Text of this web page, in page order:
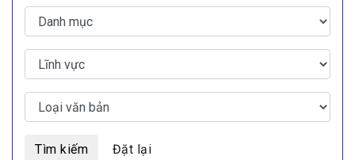
Tìm kiếm Đặt lại